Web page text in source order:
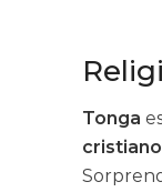
Tonga
cristiano